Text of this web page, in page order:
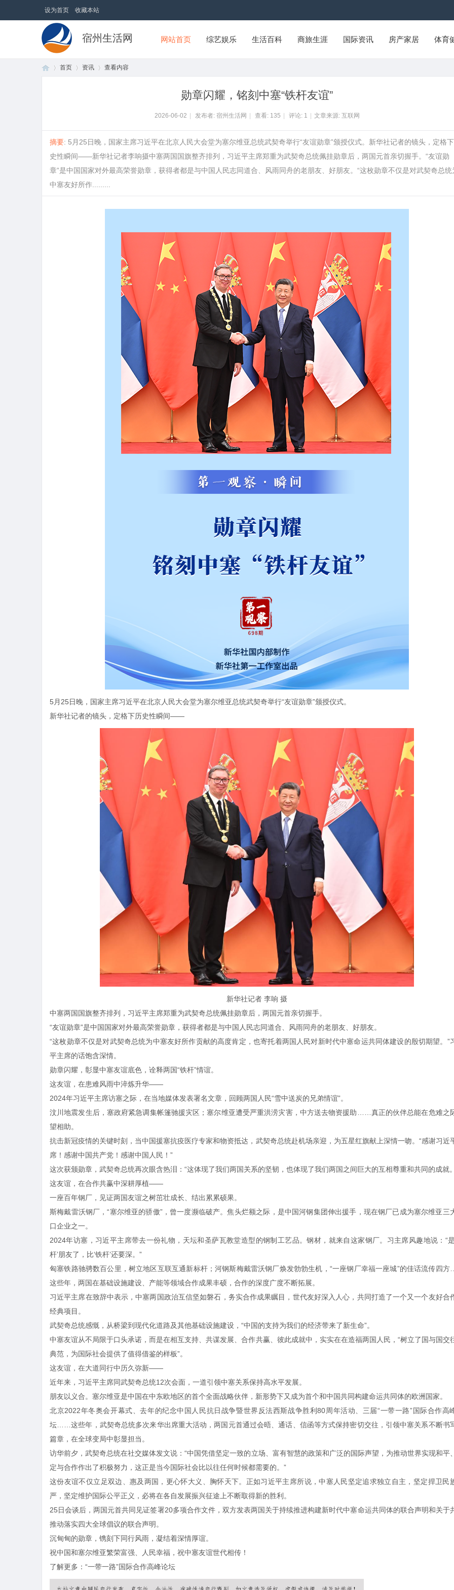
设为首页 收藏本站
宿州生活网 网站首页 综艺娱乐 生活百科 商旅生涯 国际资讯 房产家居 体育
首页 资讯 查看内容
勋章闪耀，铭刻中塞“铁杆友谊”
2026-06-02 发布者: 宿州生活网 查看: 135 评论: 1 文章来源: 互联网
摘要: 5月25日晚，国家主席习近平在北京人民大会堂为塞尔维亚总统武契奇举行“友谊勋章”颁授仪式。新华社记者的镜头，定格
史性瞬间——新华社记者李响摄中塞两国国旗整齐排列，习近平主席郑重为武契奇总统佩挂勋章后，两国元首亲切握手。“友谊勋
章”是中国国家对外最高荣誉勋章，获得者都是与中国人民志同道合、风雨同舟的老朋友、好朋友。“这枚勋章不仅是对武契奇总统
中塞友好所作.........
5月25日晚，国家主席习近平在北京人民大会堂为塞尔维亚总统武契奇举行“友谊勋章”颁授仪式。
新华社记者的镜头，定格下历史性瞬间——
新华社记者 李响 摄
中塞两国国旗整齐排列，习近平主席郑重为武契奇总统佩挂勋章后，两国元首亲切握手。
“友谊勋章”是中国国家对外最高荣誉勋章，获得者都是与中国人民志同道合、风雨同舟的老朋友、好朋友。
“这枚勋章不仅是对武契奇总统为中塞友好所作贡献的高度肯定，也寄托着两国人民对新时代中塞命运共同体建设的殷切期望。”
平主席的话饱含深情。
勋章闪耀，彰显中塞友谊底色，诠释两国“铁杆”情谊。
这友谊，在患难风雨中淬炼升华——
2024年习近平主席访塞之际，在当地媒体发表署名文章，回顾两国人民“雪中送炭的兄弟情谊”。
汶川地震发生后，塞政府紧急调集帐篷驰援灾区；塞尔维亚遭受严重洪涝灾害，中方送去物资援助……真正的伙伴总能在危难之
望相助。
抗击新冠疫情的关键时刻，当中国援塞抗疫医疗专家和物资抵达，武契奇总统赴机场亲迎，为五星红旗献上深情一吻。“感谢习近
席！感谢中国共产党！感谢中国人民！”
这次获颁勋章，武契奇总统再次眼含热泪：“这体现了我们两国关系的坚韧，也体现了我们两国之间巨大的互相尊重和共同的成就
这友谊，在合作共赢中深耕厚植——
一座百年钢厂，见证两国友谊之树茁壮成长、结出累累硕果。
斯梅戴雷沃钢厂，“塞尔维亚的骄傲”，曾一度濒临破产。焦头烂额之际，是中国河钢集团伸出援手，现在钢厂已成为塞尔维亚三
口企业之一。
2024年访塞，习近平主席带去一份礼物，天坛和圣萨瓦教堂造型的钢制工艺品。钢材，就来自这家钢厂。习主席风趣地说：“是
杆’朋友了，比‘铁杆’还要深。”
匈塞铁路驰骋数百公里，树立地区互联互通新标杆；河钢斯梅戴雷沃钢厂焕发勃勃生机，“一座钢厂幸福一座城”的佳话流传四方
这些年，两国在基础设施建设、产能等领域合作成果丰硕，合作的深度广度不断拓展。
习近平主席在致辞中表示，中塞两国政治互信坚如磐石，务实合作成果瞩目，世代友好深入人心，共同打造了一个又一个友好合
经典项目。
武契奇总统感慨，从桥梁到现代化道路及其他基础设施建设，“中国的支持为我们的经济带来了新生命”。
中塞友谊从不局限于口头承诺，而是在相互支持、共谋发展、合作共赢、彼此成就中，实实在在造福两国人民，“树立了国与国交
典范，为国际社会提供了值得借鉴的样板”。
这友谊，在大道同行中历久弥新——
近年来，习近平主席同武契奇总统12次会面，一道引领中塞关系保持高水平发展。
朋友以义合。塞尔维亚是中国在中东欧地区的首个全面战略伙伴，新形势下又成为首个和中国共同构建命运共同体的欧洲国家。
北京2022年冬奥会开幕式、去年的纪念中国人民抗日战争暨世界反法西斯战争胜利80周年活动、三届“一带一路”国际合作高
坛 ……这些年，武契奇总统多次来华出席重大活动，两国元首通过会晤、通话、信函等方式保持密切交往，引领中塞关系不断书
篇章，在全球变局中彰显担当。
访华前夕，武契奇总统在社交媒体发文说：“中国凭借坚定一致的立场、富有智慧的政策和广泛的国际声望，为推动世界实现和平
定与合作作出了积极努力，这正是当今国际社会比以往任何时候都需要的。”
这份友谊不仅立足双边、惠及两国，更心怀大义、胸怀天下。正如习近平主席所说，中塞人民坚定追求独立自主，坚定捍卫民
严，坚定维护国际公平正义，必将在各自发展振兴征途上不断取得新的胜利。
25日会谈后，两国元首共同见证签署20多项合作文件，双方发表两国关于持续推进构建新时代中塞命运共同体的联合声明和关于
推动落实四大全球倡议的联合声明。
沉甸甸的勋章，镌刻下同行风雨，凝结着深情厚谊。
祝中国和塞尔维亚繁荣富强、人民幸福，祝中塞友谊世代相传！
了解更多： “一带一路”国际合作高峰论坛